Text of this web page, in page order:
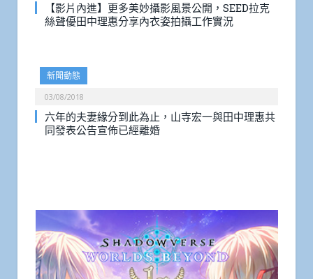
【影片內進】更多美妙攝影風景公開，SEED拉克
絲聲優田中理惠分享內衣姿拍攝工作實況
新聞動態
03/08/2018
六年的夫妻緣分到此為止，山寺宏一與田中理惠共
同發表公告宣佈已經離婚